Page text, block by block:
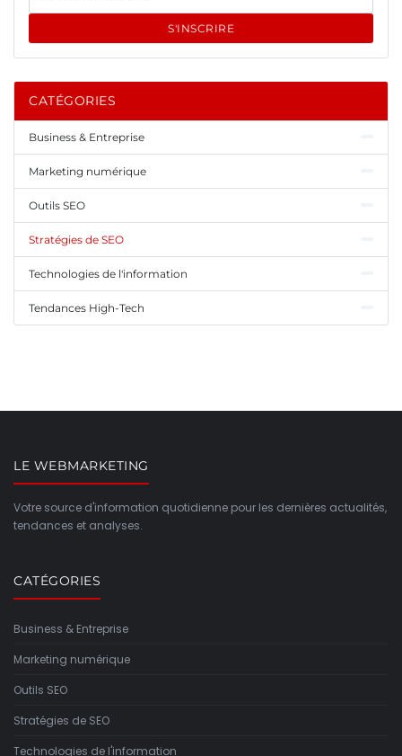
S'INSCRIRE
CATÉGORIES
Business & Entreprise
Marketing numérique
Outils SEO
Stratégies de SEO
Technologies de l'information
Tendances High-Tech
LE WEBMARKETING
Votre source d'information quotidienne pour les dernières actualités,
tendances et analyses.
CATÉGORIES
Business & Entreprise
Marketing numérique
Outils SEO
Stratégies de SEO
Technologies de l'information